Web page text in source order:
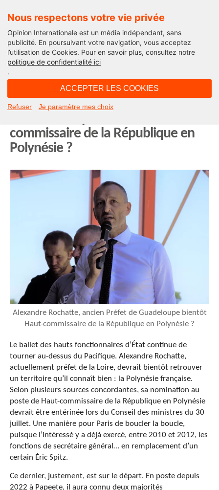
Nous respectons votre vie privée
Opinion Internationale est un média indépendant, sans
publicité. En poursuivant votre navigation, vous acceptez
l’utilisation de Cookies. Pour en savoir plus, consultez notre
politique de confidentialité ici
.
ACCEPTER LES COOKIES
Refuser Je paramètre mes choix
Opinion Outre-Mer
Alexandre Rochatte, ancien Préfet
commissaire de la République en
Polynésie ?
Alexandre Rochatte, ancien Préfet de Guadeloupe bientôt
Haut-commissaire de la République en Polynésie ?
Le ballet des hauts fonctionnaires d’État continue de
tourner au-dessus du Pacifique. Alexandre Rochatte,
actuellement préfet de la Loire, devrait bientôt retrouver
un territoire qu’il connaît bien : la Polynésie française.
Selon plusieurs sources concordantes, sa nomination au
poste de Haut-commissaire de la République en Polynésie
devrait être entérinée lors du Conseil des ministres du 30
juillet. Une manière pour Paris de boucler la boucle,
puisque l’intéressé y a déjà exercé, entre 2010 et 2012, les
fonctions de secrétaire général… en remplacement d’un
certain Éric Spitz.
Ce dernier, justement, est sur le départ. En poste depuis
2022 à Papeete, il aura connu deux majorités